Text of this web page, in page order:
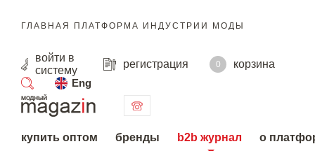
ГЛАВНАЯ ПЛАТФОРМА ИНДУСТРИИ МОДЫ
войти в
систему
регистрация 0
корзина
Eng
поиск
купить оптом бренды b2b журнал о